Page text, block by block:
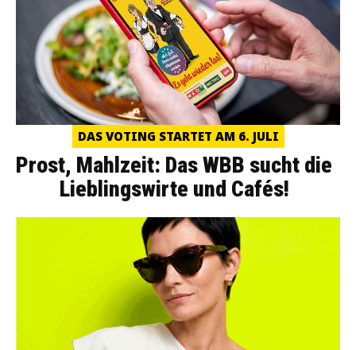
DAS VOTING STARTET AM 6. JULI
Prost, Mahlzeit: Das WBB sucht die
Lieblingswirte und Cafés!